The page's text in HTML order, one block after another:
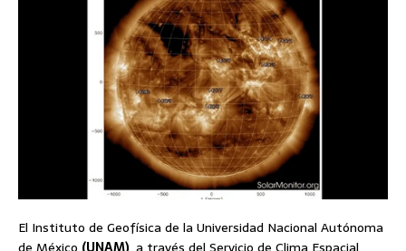
El Instituto de Geofísica de la Universidad Nacional Autónoma